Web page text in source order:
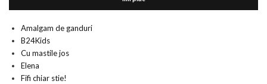
Amalgam de ganduri
B24Kids
Cu mastile jos
Elena
Fifi chiar stie!